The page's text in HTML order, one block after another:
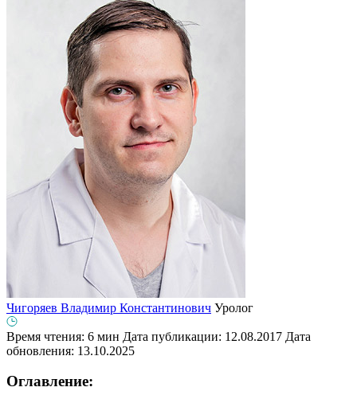
Чигоряев Владимир Константинович Уролог
Время чтения: 6 мин Дата публикации: 12.08.2017 Дата
обновления: 13.10.2025
Оглавление: